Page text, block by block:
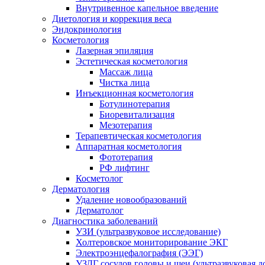
Внутривенное капельное введение
Диетология и коррекция веса
Эндокринология
Косметология
Лазерная эпиляция
Эстетическая косметология
Массаж лица
Чистка лица
Инъекционная косметология
Ботулинотерапия
Биоревитализация
Мезотерапия
Терапевтическая косметология
Аппаратная косметология
Фототерапия
РФ лифтинг
Косметолог
Дерматология
Удаление новообразований
Дерматолог
Диагностика заболеваний
УЗИ (ультразвуковое исследование)
Холтеровское мониторирование ЭКГ
Электроэнцефалография (ЭЭГ)